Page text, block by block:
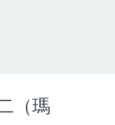
（瑪